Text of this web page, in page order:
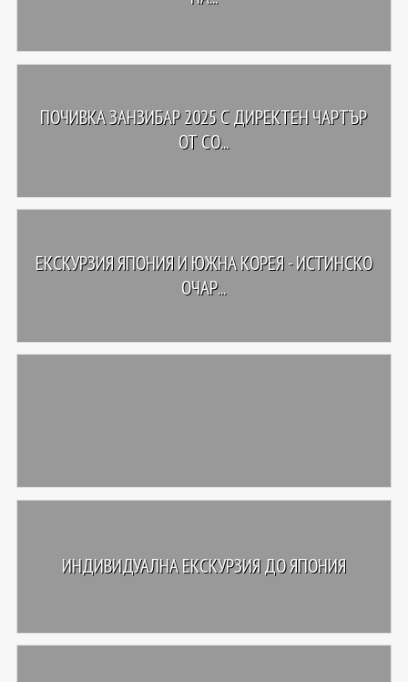
ПОЧИВКА ЗАНЗИБАР 2025 С ДИРЕКТЕН ЧАРТЪР
ОТ СО...
ЕКСКУРЗИЯ ЯПОНИЯ И ЮЖНА КОРЕЯ - ИСТИНСКО
ОЧАР...
ИНДИВИДУАЛНА ЕКСКУРЗИЯ ДО ЯПОНИЯ